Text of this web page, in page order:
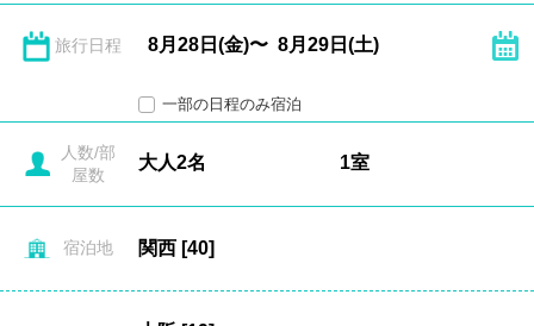
旅行日程
一部の日程のみ宿泊
人数/部
屋数
宿泊地